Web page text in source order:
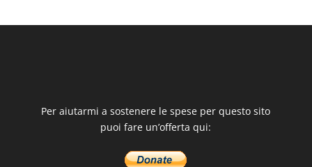
Per aiutarmi a sostenere le spese per questo sito
puoi fare un’offerta qui: